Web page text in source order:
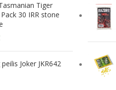
Tiger
30 IRR stone
Joker JKR642